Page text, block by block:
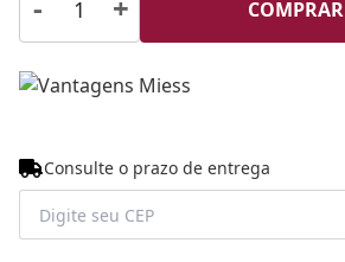
COMPRAR
Consulte o prazo de entrega